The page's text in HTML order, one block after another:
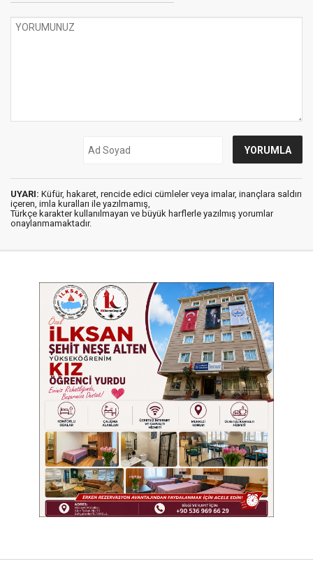
UYARI: Küfür, hakaret, rencide edici cümleler veya imalar, inançlara saldırı
içeren, imla kuralları ile yazılmamış,
Türkçe karakter kullanılmayan ve büyük harflerle yazılmış yorumlar
onaylanmamaktadır.